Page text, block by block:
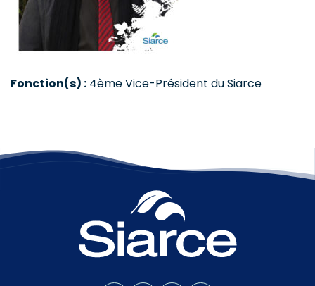
Fonction(s) : 4ème Vice-Président du Siarce